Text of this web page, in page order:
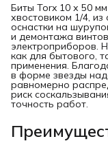
Биты Torx 10 х 50
хвостовиком 1/4, из
оснастки на
и демонтажа
электроприборов.
как для бытового,
применения.
в форме звезды
равномерно
риск
точность работ.